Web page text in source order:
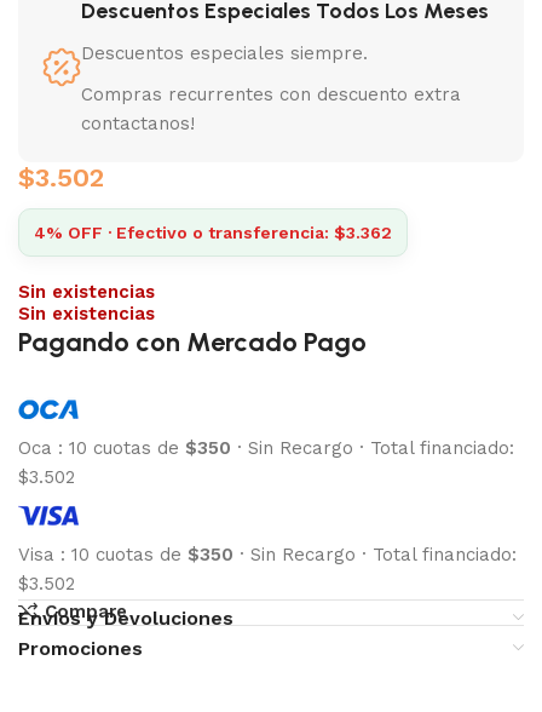
Descuentos Especiales Todos Los Meses
Descuentos especiales siempre.
Compras recurrentes con descuento extra
contactanos!
$3.502
4% OFF · Efectivo o transferencia: $3.362
Sin existencias
Sin existencias
Pagando con Mercado Pago
Oca : 10 cuotas de $350 · Sin Recargo · Total financiado:
$3.502
Visa : 10 cuotas de $350 · Sin Recargo · Total financiado:
$3.502
Compare
Envíos y Devoluciones
Promociones